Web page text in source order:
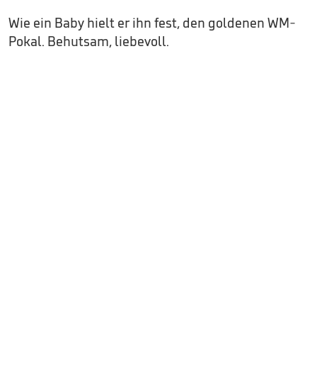
Wie ein Baby hielt er ihn fest, den goldenen WM-
Pokal. Behutsam, liebevoll.